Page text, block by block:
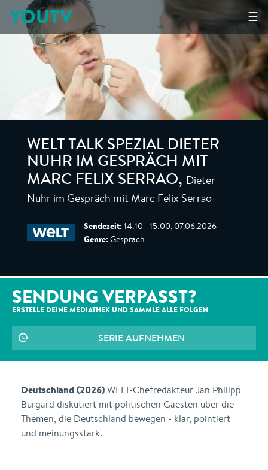
☰
YOUTV
WELT TALK SPEZIAL DIETER
NUHR IM GESPRÄCH MIT
MARC FELIX SERRAO, Dieter
Nuhr im Gespräch mit Marc Felix Serrao
Sendezeit: 14:10 - 15:00, 07.06.2026
Genre: Gespräch
SENDUNG VERPASST?
ERSTELLE DEINE MEDIATHEK UND SAMMLE ALLE FOLGEN
SERIE AUFNEHMEN
Deutschland (2026)WELT-Chefredakteur Jan Philipp
Burgard diskutiert mit politischen Gaesten über die
Themen, die Deutschland bewegen - klar, pointiert
und meinungsstark.